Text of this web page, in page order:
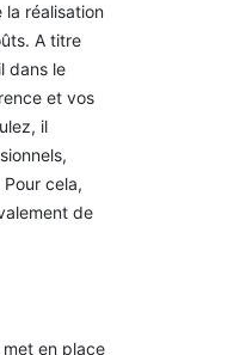
la réalisation
A titre
dans le
et vos
il
cela,
de
en place